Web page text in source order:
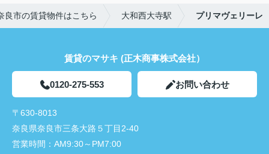
良市の賃貸物件はこちら 大和西大寺駅 プリマヴェリーレ
賃貸のマサキ (正木商事株式会社）
0120-275-553 お問い合わせ
〒630-8013
奈良県奈良市三条大路５丁目2-40
営業時間： AM9:30～PM7:00